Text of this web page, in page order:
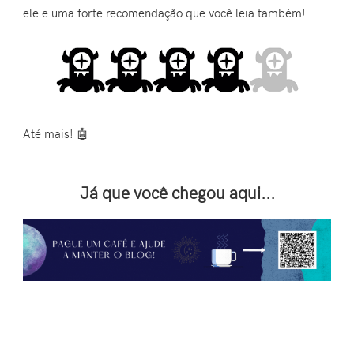
ele e uma forte recomendação que você leia também!
Até mais! 🤖
Já que você chegou aqui...